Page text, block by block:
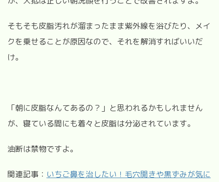
そもそも皮脂汚れが溜まったまま紫外線を浴びたり、メイ
クを乗せることが原因なので、それを解消すればいいだ
け。
「朝に皮脂なんてあるの？」と思われるかもしれません
が、寝ている間にも着々と皮脂は分泌されています。
油断は禁物ですよ。
関連記事： いちご鼻を治したい！毛穴開きや黒ずみが気に